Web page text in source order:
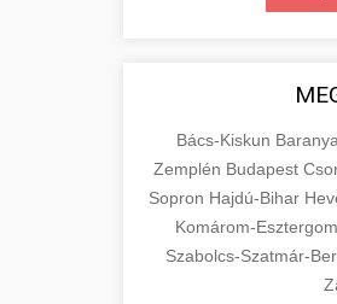
Bács-Kiskun Baranya
Zemplén Budapest
Sopron Hajdú-Bihar
Komárom-Esztergom
Szabolcs-Szatmár-